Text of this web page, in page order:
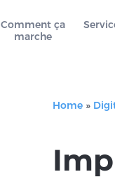
Comment ça
marche
Home »